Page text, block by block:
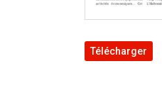
Télécharger